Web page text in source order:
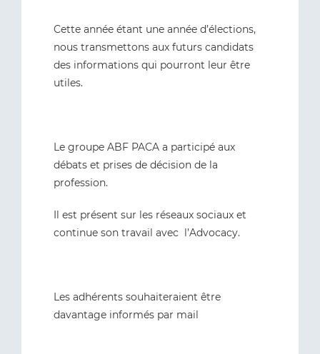
Cette année étant une année d’élections,
nous transmettons aux futurs candidats
des informations qui pourront leur être
utiles.
Le groupe ABF PACA a participé aux
débats et prises de décision de la
profession.
Il est présent sur les réseaux sociaux et
continue son travail avec l’Advocacy.
Les adhérents souhaiteraient être
davantage informés par mail